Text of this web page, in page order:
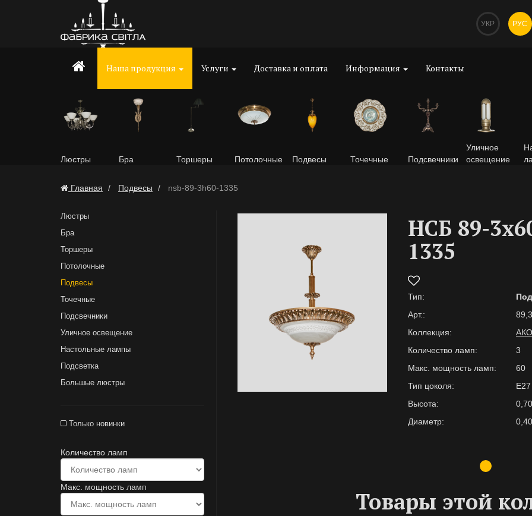
УКР РУС
Наша продукция Услуги Доставка и оплата Информация Контакты
Люстры Бра Торшеры Потолочные Подвесы Точечные Подсвечники
Уличное
освещение
Главная Подвесы nsb-89-3h60-1335
Люстры
Бра
Торшеры
Потолочные
Подвесы
Точечные
Подсвечники
Уличное освещение
Настольные лампы
Подсветка
Большые люстры
Только новинки
Количество ламп
Макс. мощность ламп
НСБ 89-
1335
Тип:
Арт.:
Коллекция:
Количество ламп:
3
Макс. мощность ламп:
60
Тип цоколя:
E27
Высота:
0,70
Диаметр:
0,40
Товары этой